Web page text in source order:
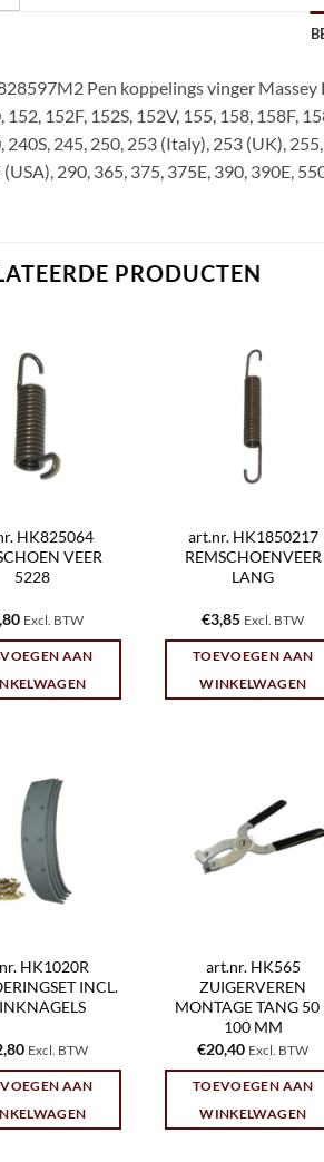
Pen koppelings vinger Massey
152, 152F, 152S, 152V, 155, 158, 158F,
240S, 245, 250, 253 (Italy), 253 (UK),
290, 365, 375, 375E, 390, 390E,
PRODUCTEN
HK825064
VEER
5228
Excl. BTW
AAN
art.nr. HK1850217
REMSCHOENVEER
LANG
€3,85 Excl. BTW
TOEVOEGEN AAN
WINKELWAGEN
HK1020R
INCL.
Excl. BTW
AAN
art.nr. HK565
ZUIGERVEREN
MONTAGE TANG 50
100 MM
€20,40 Excl. BTW
TOEVOEGEN AAN
WINKELWAGEN